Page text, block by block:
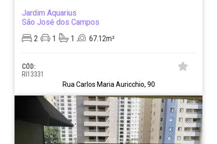
Jardim Aquarius
São José dos Campos
2
1 1 67.12m²
CÓD:
RI13331
Rua Carlos Maria Auricchio, 90